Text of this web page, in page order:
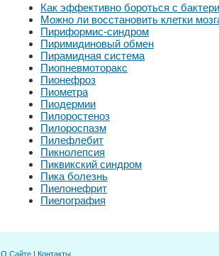
Как эффективно бороться с
Можно ли восстановить клетки
Пириформис-синдром
Пиримидиновый обмен
Пирамидная система
Пиопневмоторакс
Пионефроз
Пиометра
Пиодермии
Пилоростеноз
Пилороспазм
Пилефлебит
Пикнолепсия
Пиквикский синдром
Пика болезнь
Пиелонефрит
Пиелография
О Сайте | Контакты